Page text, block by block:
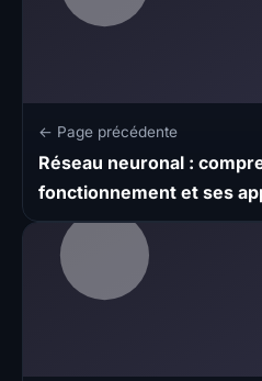
← Page précédente
Réseau neuronal :
fonctionnement et ses